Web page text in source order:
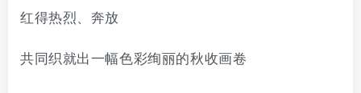
红得热烈、奔放
共同织就出一幅色彩绚丽的秋收画卷